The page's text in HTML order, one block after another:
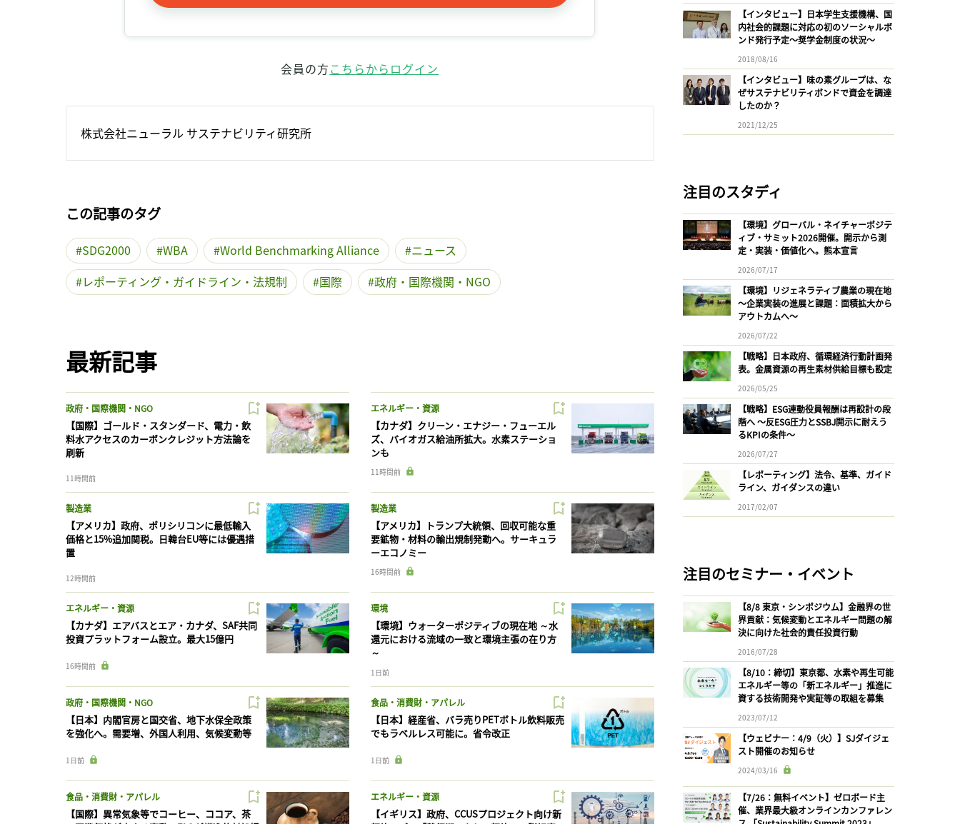
会員の方こちらからログイン
株式会社ニューラル サステナビリティ研究所
この記事のタグ
SDG2000 WBA World Benchmarking Alliance
ニュース
レポーティング・ガイドライン・法規制
国際 政府・国際機関・NGO
最新記事
政府・国際機関・NGO
【国際】ゴールド・スタンダード、電力・飲
料水アクセスのカーボンクレジット方法論を
刷新
11時間前
エネルギー・資源
【カナダ】クリーン・エナジー・フューエル
ズ、バイオガス給油所拡大。水素ステーショ
ンも
11時間前
製造業
【アメリカ】政府、ポリシリコンに最低輸入
価格と15%追加関税。日韓台EU等には優遇措
置
12時間前
製造業
【アメリカ】トランプ大統領、回収可能な重
要鉱物・材料の輸出規制発動へ。サーキュラ
ーエコノミー
16時間前
エネルギー・資源
【カナダ】エアバスとエア・カナダ、SAF共同
投資プラットフォーム設立。最大15億円
16時間前
環境
【環境】ウォーターポジティブの現在地 ～水
還元における流域の一致と環境主張の在り方
～
1日前
政府・国際機関・NGO
【日本】内閣官房と国交省、地下水保全政策
を強化へ。需要増、外国人利用、気候変動等
1日前
食品・消費財・アパレル
【日本】経産省、バラ売りPETボトル飲料販売
でもラベルレス可能に。省令改正
1日前
食品・消費財・アパレル
【国際】異常気象等でコーヒー、ココア、茶
エネルギー・資源
【イギリス】政府、CCUSプロジェクト向け新
【インタビュー】日本学生支援機構、国
内社会的課題に対応の初のソーシャルボ
ンド発行予定〜奨学金制度の状況〜
2018/08/16
【インタビュー】味の素グループは、な
ぜサステナビリティボンドで資金を調達
したのか？
2021/12/25
注目のスタディ
【環境】グローバル・ネイチャーポジテ
ィブ・サミット2026開催。開示から測
定・実装・価値化へ。熊本宣言
2026/07/17
【環境】リジェネラティブ農業の現在地
〜企業実装の進展と課題：面積拡大から
アウトカムへ〜
2026/07/22
【戦略】日本政府、循環経済行動計画発
表。金属資源の再生素材供給目標も設定
2026/05/25
【戦略】ESG連動役員報酬は再設計の段
階へ 〜反ESG圧力とSSBJ開示に耐えう
るKPIの条件〜
2026/07/27
【レポーティング】法令、基準、ガイド
ライン、ガイダンスの違い
2017/02/07
注目のセミナー・イベント
【8/8 東京・シンポジウム】金融界の世
界貢献：気候変動とエネルギー問題の解
決に向けた社会的責任投資行動
2016/07/28
【8/10：締切】東京都、水素や再生可能
エネルギー等の「新エネルギー」推進に
資する技術開発や実証等の取組を募集
2023/07/12
【ウェビナー：4/9（火）】SJダイジェ
スト開催のお知らせ
2024/03/16
【7/26：無料イベント】ゼロボード主
催、業界最大級オンラインカンファレン